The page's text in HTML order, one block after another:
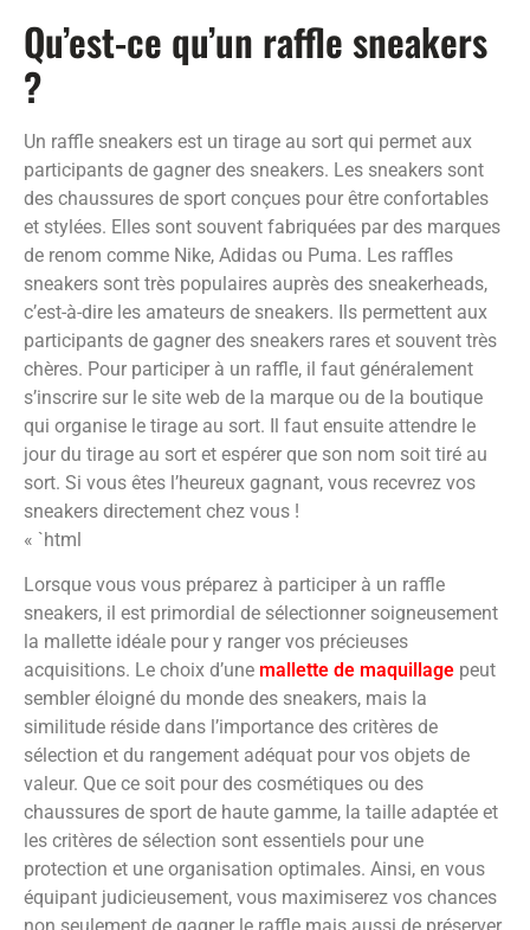
Qu’est-ce qu’un raffle sneakers
?
Un raffle sneakers est un tirage au sort qui permet aux
participants de gagner des sneakers. Les sneakers sont
des chaussures de sport conçues pour être confortables
et stylées. Elles sont souvent fabriquées par des marques
de renom comme Nike, Adidas ou Puma. Les raffles
sneakers sont très populaires auprès des sneakerheads,
c’est-à-dire les amateurs de sneakers. Ils permettent aux
participants de gagner des sneakers rares et souvent très
chères. Pour participer à un raffle, il faut généralement
s’inscrire sur le site web de la marque ou de la boutique
qui organise le tirage au sort. Il faut ensuite attendre le
jour du tirage au sort et espérer que son nom soit tiré au
sort. Si vous êtes l’heureux gagnant, vous recevrez vos
sneakers directement chez vous !
« `html
Lorsque vous vous préparez à participer à un raffle
sneakers, il est primordial de sélectionner soigneusement
la mallette idéale pour y ranger vos précieuses
acquisitions. Le choix d’une mallette de maquillage peut
sembler éloigné du monde des sneakers, mais la
similitude réside dans l’importance des critères de
sélection et du rangement adéquat pour vos objets de
valeur. Que ce soit pour des cosmétiques ou des
chaussures de sport de haute gamme, la taille adaptée et
les critères de sélection sont essentiels pour une
protection et une organisation optimales. Ainsi, en vous
équipant judicieusement, vous maximiserez vos chances